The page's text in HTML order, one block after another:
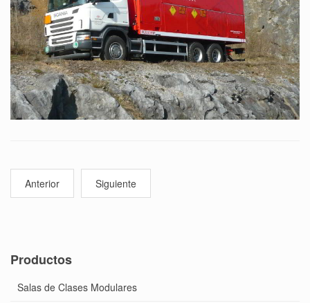
Anterior Siguiente
Productos
Salas de Clases Modulares